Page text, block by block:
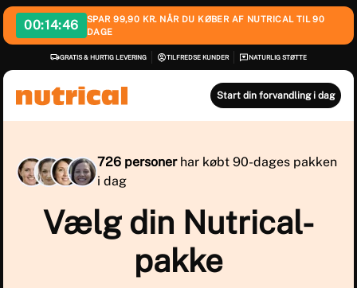
00:14:45
SPAR 99,90 KR. NÅR DU KØBER AF NUTRICAL TIL 90
DAGE
GRATIS & HURTIG LEVERING TILFREDSE KUNDER NATURLIG STØTTE
Start din forvandling i dag
726 personerhar købt 90-dages pakken
i dag
Vælg din Nutrical-
pakke